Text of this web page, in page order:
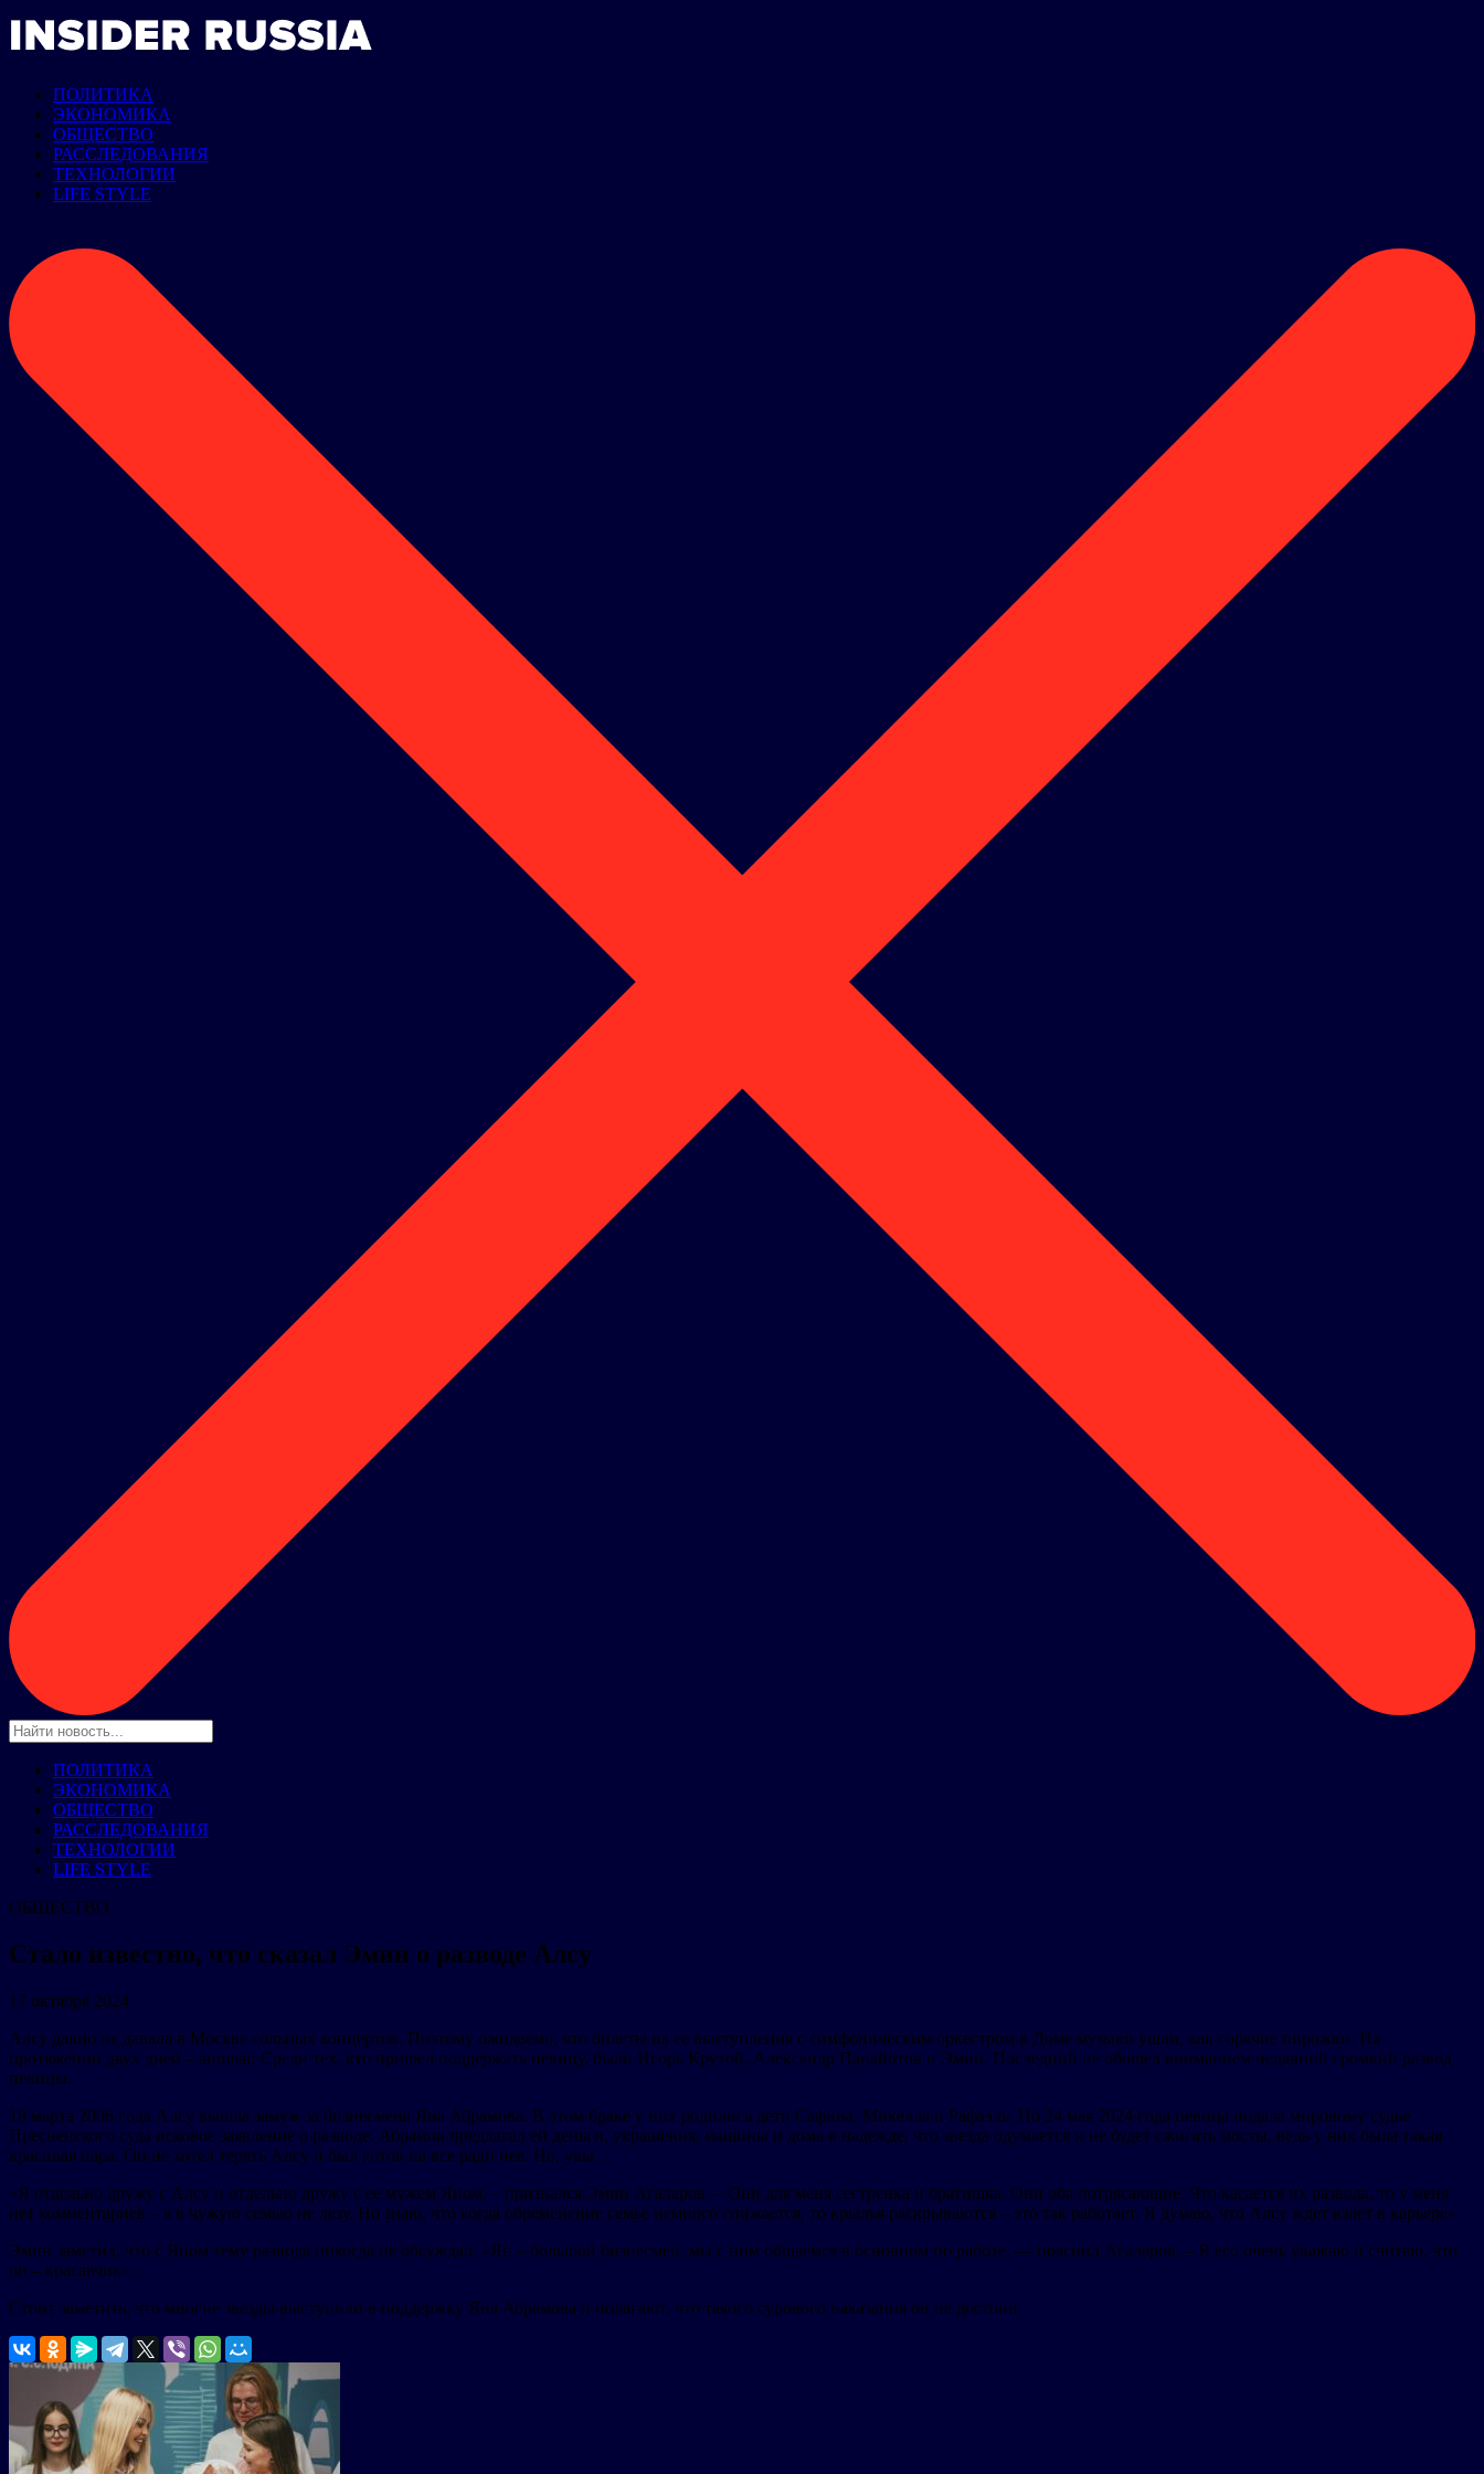
ПОЛИТИКА
ЭКОНОМИКА
ОБЩЕСТВО
РАССЛЕДОВАНИЯ
ТЕХНОЛОГИИ
LIFE STYLE
ПОЛИТИКА
ЭКОНОМИКА
ОБЩЕСТВО
РАССЛЕДОВАНИЯ
ТЕХНОЛОГИИ
LIFE STYLE
ОБЩЕСТВО
Стало известно, что сказал Эмин о разводе Алсу
17 октября 2024
Алсу давно не давала в Москве сольных концертов. Поэтому ожидаемо, что билеты на ее выступления с симфоническим оркестром в Доме музыки ушли, как горячие пирожки. На
протяжении двух дней – аншлаг. Среди тех, кто пришел поддержать певицу, были Игорь Крутой, Александр Панайотов и Эмин. Последний не обошел вниманием недавний громкий развод
певицы.
18 марта 2006 года Алсу вышла замуж за бизнесмена Яна Абрамова. В этом браке у них родились дети Сафина, Микелла и Рафаэль. Но 24 мая 2024 года певица подала мировому судье
Пресненского суда исковое заявление о разводе. Абрамов предлагал ей деньги, украшения, машины и дома в надежде, что звезда одумается и не будет сжигать мосты, ведь у них была такая
красивая пара. Он не хотел терять Алсу и был готов на все ради нее. Но, увы…
«Я отдельно дружу с Алсу и отдельно дружу с ее мужем Яном, – признался Эмин Агаларов. – Они для меня сестренка и братишка. Они оба потрясающие. Что касается их развода, то у меня
нет комментариев – я в чужую семью не лезу. Но знаю, что когда обременение семье немного снижается, то крылья раскрываются – это так работает. Я думаю, что Алсу ждет взлет в карьере»
Эмин заметил, что с Яном тему развода никогда не обсуждал. «Ян – большой бизнесмен, мы с ним общаемся в основном по работе, — пояснил Агаларов. – Я его очень уважаю и считаю, что
он – красавчик».
Стоит заметить, что многие звезды выступили в поддержку Яна Абрамова и полагают, что такого сурового наказания он не достоин